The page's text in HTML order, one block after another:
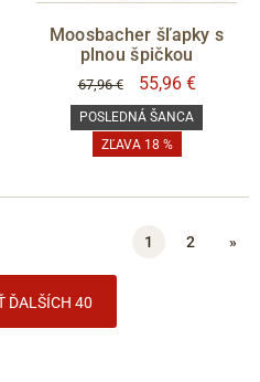
Moosbacher šľapky s
plnou špičkou
67,96 € 55,96 €
POSLEDNÁ ŠANCA
ZĽAVA 18 %
1 2 »
ĎALŠÍCH 40